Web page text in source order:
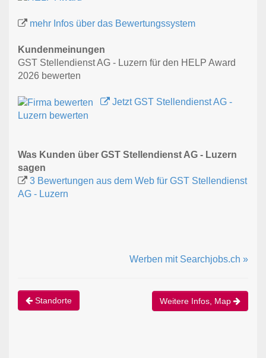
mehr Infos über das Bewertungssystem
Kundenmeinungen
GST Stellendienst AG - Luzern für den HELP Award
2026 bewerten
Jetzt GST Stellendienst AG -
Luzern bewerten
Was Kunden über GST Stellendienst AG - Luzern
sagen
3 Bewertungen aus dem Web für GST Stellendienst
AG - Luzern
Werben mit Searchjobs.ch »
Standorte Weitere Infos, Map